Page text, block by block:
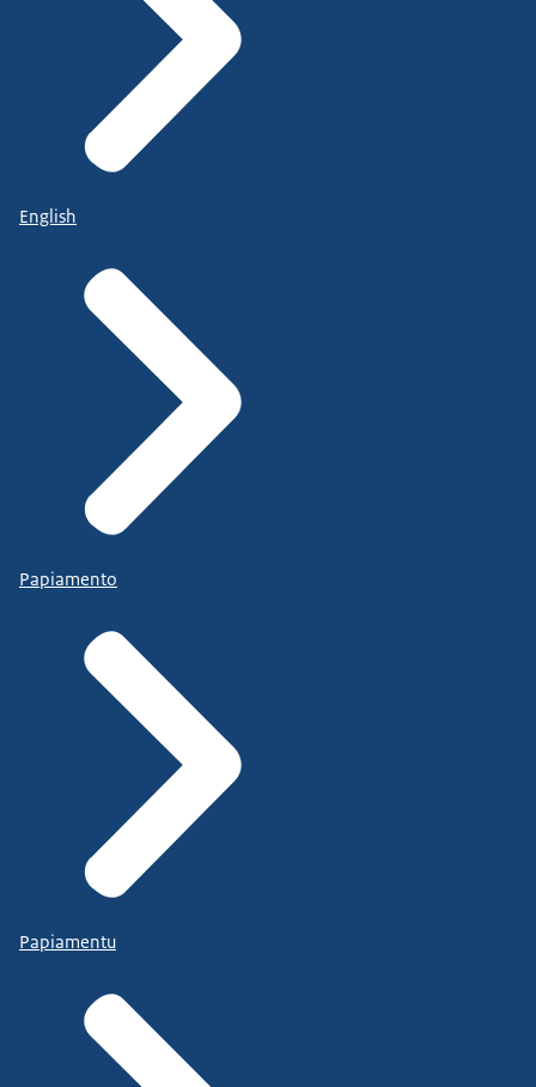
English
Papiamento
Papiamentu